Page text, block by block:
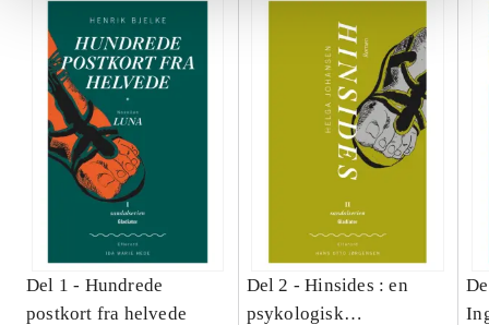
Del 1 - Hundrede
postkort fra helvede
Del 2 -Hinsides : en
psykologisk